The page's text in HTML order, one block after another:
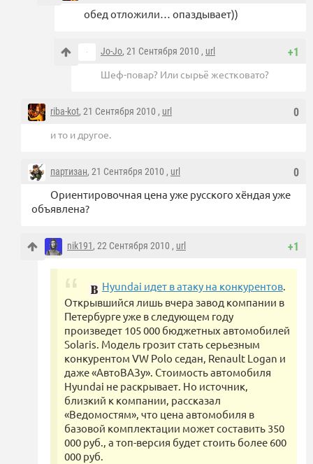
обед отложили… опаздывает))
+1
Jo-Jo, 21 Сентября 2010 , url
Шеф-повар? Или сырьё жестковато?
0
riba-kot, 21 Сентября 2010 , url
и то и другое.
0
партизан, 21 Сентября 2010 , url
Ориентировочная цена уже русского хёндая уже
объявлена?
+1
nik191, 22 Сентября 2010 , url
Hyundai идет в атаку на конкурентов.
Открывшийся лишь вчера завод компании в
Петербурге уже в следующем году
произведет 105 000 бюджетных автомобилей
Solaris. Модель грозит стать серьезным
конкурентом VW Polo седан, Renault Logan и
даже «АвтоВАЗу». Стоимость автомобиля
Hyundai не раскрывает. Но источник,
близкий к компании, рассказал
«Ведомостям», что цена автомобиля в
базовой комплектации может составить 350
000 руб., а топ-версия будет стоить более 600
000 руб.